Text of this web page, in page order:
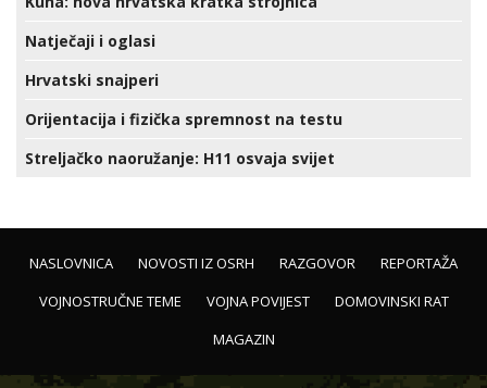
Natječaji i oglasi
Hrvatski snajperi
Orijentacija i fizička spremnost na testu
Streljačko naoružanje: H11 osvaja svijet
NASLOVNICA NOVOSTI IZ OSRH RAZGOVOR
REPORTAŽA
VOJNOSTRUČNE TEME
VOJNA POVIJEST
DOMOVINSKI RAT
MAGAZIN